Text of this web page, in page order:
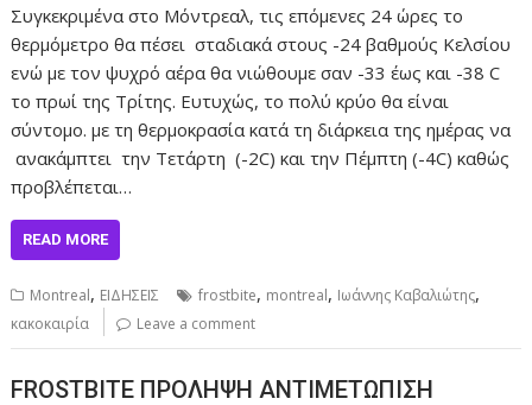
Συγκεκριμένα στο Μόντρεαλ, τις επόμενες 24 ώρες το
θερμόμετρο θα πέσει σταδιακά στους -24 βαθμούς Κελσίου
ενώ με τον ψυχρό αέρα θα νιώθουμε σαν -33 έως και -38 C
το πρωί της Τρίτης. Ευτυχώς, το πολύ κρύο θα είναι
σύντομο. με τη θερμοκρασία κατά τη διάρκεια της ημέρας να
ανακάμπτει την Τετάρτη (-2C) και την Πέμπτη (-4C) καθώς
προβλέπεται…
READ MORE
Montreal, ΕΙΔΗΣΕΙΣ frostbite, montreal, Ιωάννης Καβαλιώτης,
κακοκαιρία Leave a comment
FROSTBITE ΠΡΟΛΗΨΗ ΑΝΤΙΜΕΤΩΠΙΣΗ